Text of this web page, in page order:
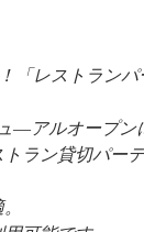
「レストラン
―アルオープン
ラン貸切パー